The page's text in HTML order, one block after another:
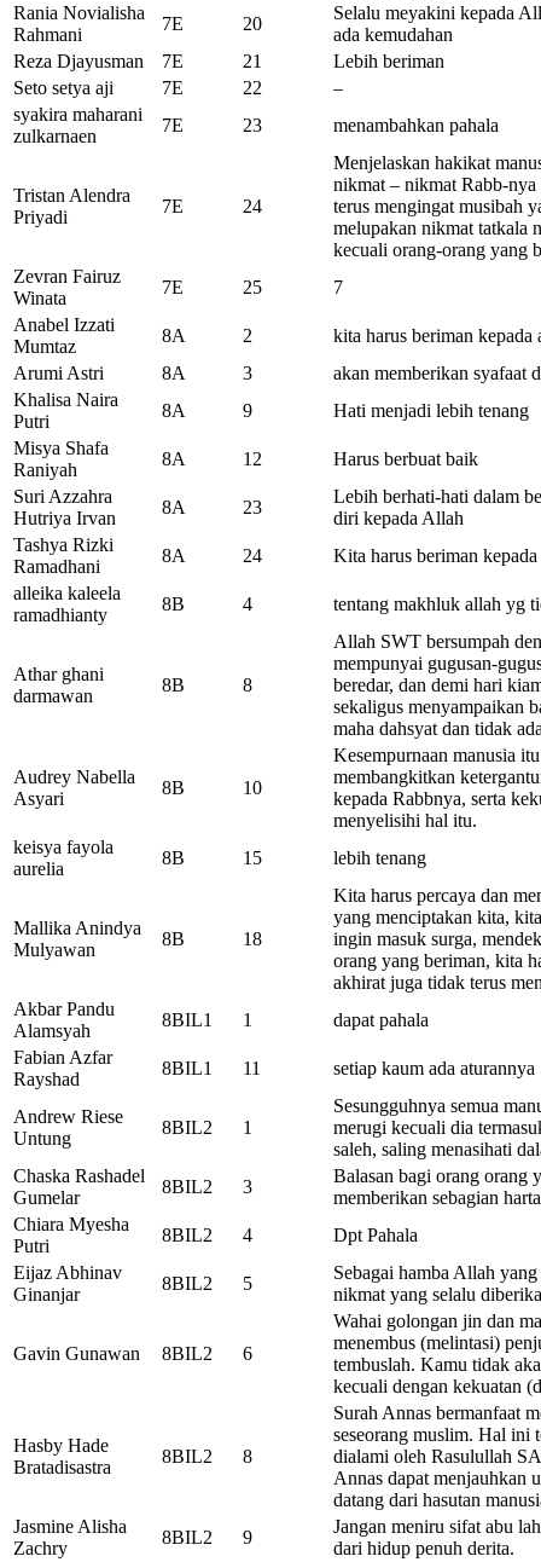
Rania Novialisha
Rahmani
7E 20
Selalu meyakini kepada
ada kemudahan
Reza Djayusman
7E 21
Lebih beriman
Seto setya aji
7E 22
–
syakira maharani
zulkarnaen
7E 23 menambahkan pahala
Tristan Alendra
Priyadi
7E 24
Menjelaskan hakikat
nikmat – nikmat Rabb-nya
terus mengingat musibah
melupakan nikmat tatkala
kecuali orang-orang yang
Zevran Fairuz
Winata
7E 25
7
Anabel Izzati
Mumtaz
8A 2
kita harus beriman kepada
Arumi Astri
8A 3
akan memberikan syafaat
Khalisa Naira
Putri
8A 9
Hati menjadi lebih tenang
Misya Shafa
Raniyah
8A 12
Harus berbuat baik
Suri Azzahra
Hutriya Irvan
8A 23
Lebih berhati-hati dalam
diri kepada Allah
Tashya Rizki
Ramadhani
8A 24
Kita harus beriman
alleika kaleela
ramadhianty
8B 4 tentang makhluk allah yg
Athar ghani
darmawan
8B 8
Allah SWT bersumpah
mempunyai gugusan-
beredar, dan demi hari
sekaligus menyampaikan
maha dahsyat dan tidak
Audrey Nabella
Asyari
8B 10
Kesempurnaan manusia
membangkitkan
kepada Rabbnya, serta
menyelisihi hal itu.
keisya fayola
aurelia
8B 15 lebih tenang
Mallika Anindya
Mulyawan
8B 18
Kita harus percaya dan
yang menciptakan kita,
ingin masuk surga,
orang yang beriman, kita
akhirat juga tidak terus
Akbar Pandu
Alamsyah
8BIL1 1
dapat pahala
Fabian Azfar
Rayshad
8BIL1 11 setiap kaum ada aturannya
Andrew Riese
Untung
8BIL2 1
Sesungguhnya semua
merugi kecuali dia
saleh, saling menasihati
Chaska Rashadel
Gumelar
8BIL2 3
Balasan bagi orang orang
memberikan sebagian
Chiara Myesha
Putri
8BIL2 4
Dpt Pahala
Eijaz Abhinav
Ginanjar
8BIL2 5
Sebagai hamba Allah
nikmat yang selalu
Gavin Gunawan 8BIL2 6
Wahai golongan jin dan
menembus (melintasi)
tembuslah. Kamu tidak
kecuali dengan kekuatan
Hasby Hade
Bratadisastra
8BIL2 8
Surah Annas bermanfaat
seseorang muslim. Hal ini
dialami oleh Rasulullah
Annas dapat menjauhkan
datang dari hasutan
Jasmine Alisha
Zachry
8BIL2 9
Jangan meniru sifat abu
dari hidup penuh derita.